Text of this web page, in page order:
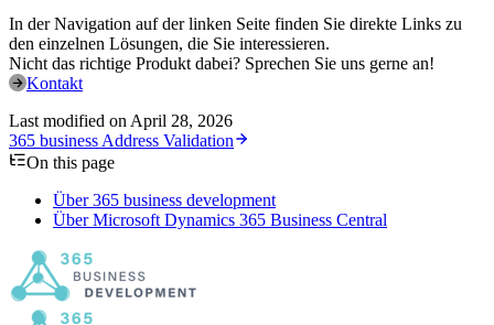
In der Navigation auf der linken Seite finden Sie direkte Links zu
den einzelnen Lösungen, die Sie interessieren.
Nicht das richtige Produkt dabei? Sprechen Sie uns gerne an!
Kontakt
Last modified on April 28, 2026
365 business Address Validation
On this page
Über 365 business development
Über Microsoft Dynamics 365 Business Central